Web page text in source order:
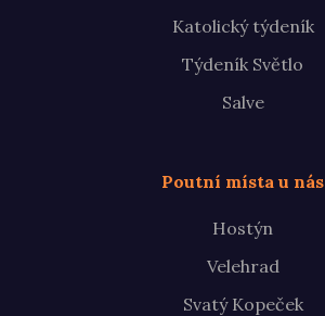
Katolický týdeník
Týdeník Světlo
Salve
Poutní místa u nás
Hostýn
Velehrad
Svatý Kopeček